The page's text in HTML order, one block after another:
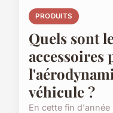
PRODUITS
Quels sont
accessoires
véhicule ?
En cette fin